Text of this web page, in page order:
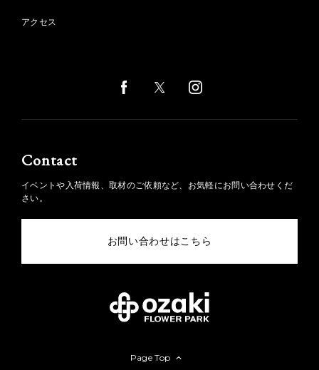
アクセス
Contact
イベントや入荷情報、取材のご依頼など、お気軽にお問い合わせくだ
さい。
お問い合わせはこちら
Page Top